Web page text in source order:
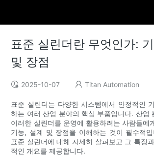
표준 실린더란 무엇인가:
및 장점
2025-10-07 Titan Automation
표준 실린더는 다양한 시스템에서 안정적인
하는 여러 산업 분야의 핵심 부품입니다. 산업
이러한 실린더를 운영에 활용하려는 사람들에
기능, 설계 및 장점을 이해하는 것이 필수적
표준 실린더에 대해 자세히 살펴보고 그 특징
적인 개요를 제공합니다.